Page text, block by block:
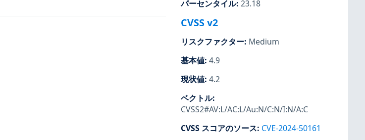
パーセンタイル: 23.18
CVSS v2
リスクファクター: Medium
基本値: 4.9
現状値: 4.2
ベクトル:
CVSS2#AV:L/AC:L/Au:N/C:N/I:N/A:C
CVSS スコアのソース: CVE-2024-50161